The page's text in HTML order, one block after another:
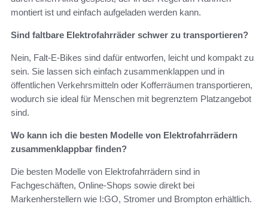
montiert ist und einfach aufgeladen werden kann.
Sind faltbare Elektrofahrräder schwer zu transportieren?
Nein, Falt-E-Bikes sind dafür entworfen, leicht und kompakt zu
sein. Sie lassen sich einfach zusammenklappen und in
öffentlichen Verkehrsmitteln oder Kofferräumen transportieren,
wodurch sie ideal für Menschen mit begrenztem Platzangebot
sind.
Wo kann ich die besten Modelle von Elektrofahrrädern
zusammenklappbar finden?
Die besten Modelle von Elektrofahrrädern sind in
Fachgeschäften, Online-Shops sowie direkt bei
Markenherstellern wie I:GO, Stromer und Brompton erhältlich.